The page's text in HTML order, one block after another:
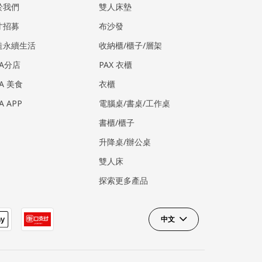
我們
招募
永續生活
分店
美食
APP
雙人床墊
布沙發
收納櫃/櫃子/層架
PAX 衣櫃
衣櫃
電腦桌/書桌/工作桌
書櫃/櫃子
升降桌/辦公桌
雙人床
探索更多產品
中文